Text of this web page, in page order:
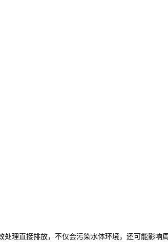
理直接排放，不仅会污染水体环境，还可能影响